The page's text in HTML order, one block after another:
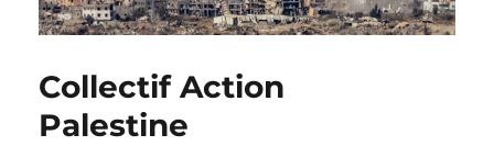
Collectif Action
Palestine